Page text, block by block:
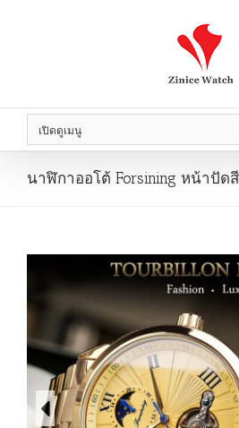
เปิดดูเมนู
นาฬิกาออโต้ Forsining หน้าปัด